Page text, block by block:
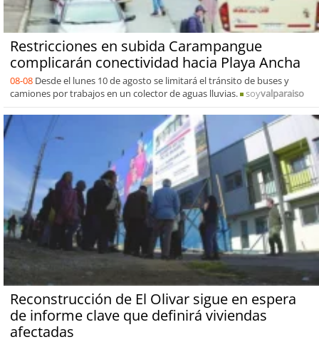
Restricciones en subida Carampangue
complicarán conectividad hacia Playa Ancha
08-08 Desde el lunes 10 de agosto se limitará el tránsito de buses y
camiones por trabajos en un colector de aguas lluvias.
soyvalparaiso
Reconstrucción de El Olivar sigue en espera
de informe clave que definirá viviendas
afectadas